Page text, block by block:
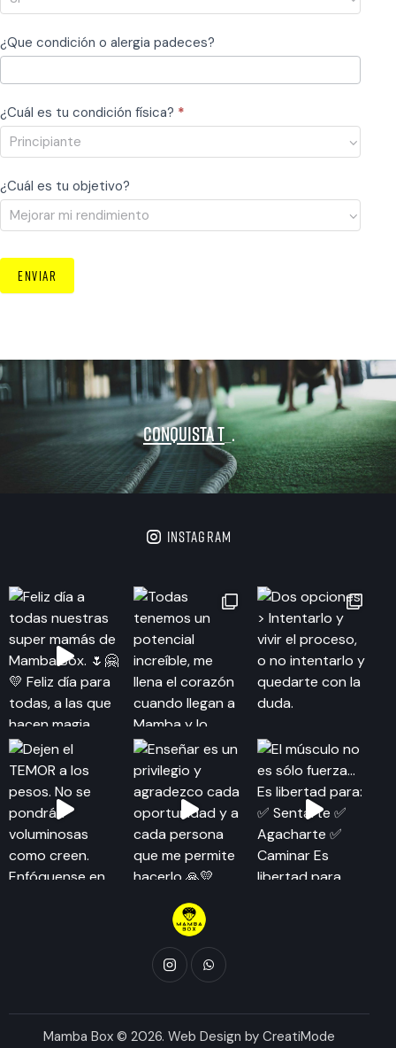
¿Que condición o alergia padeces?
¿Cuál es tu condición física? *
¿Cuál es tu objetivo?
ENVIAR
Conquista tu_.
instagram
Mamba Box © 2026. Web Design by CreatiMode